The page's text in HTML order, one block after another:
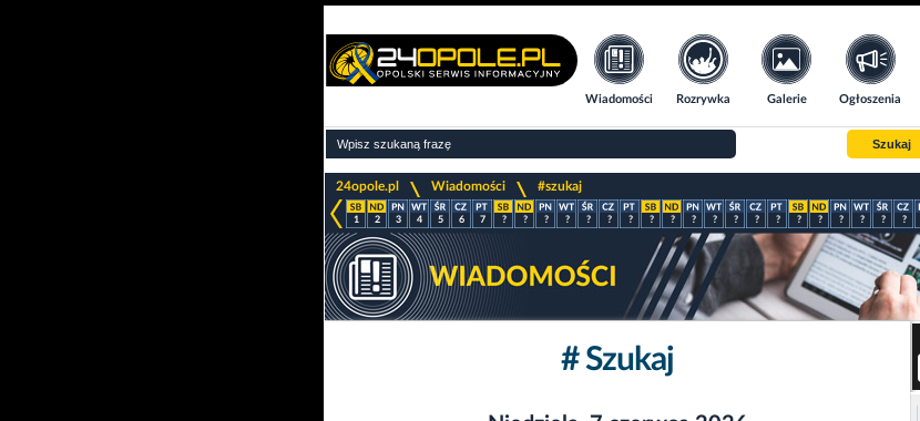
Wiadomości Rozrywka Galerie Ogłoszenia
Szukaj
24opole.pl
>
Wiadomości
>
#szukaj
1 2 3 4 5 6 7 ? ? ? ? ? ? ? ? ? ? ? ? ? ? ? ? ? ? ? ?
# Szukaj